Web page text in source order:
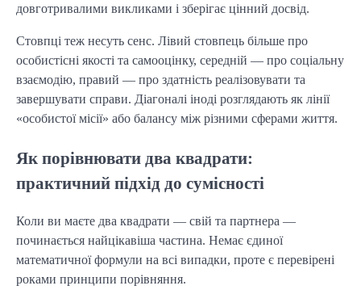
довготривалими викликами і зберігає цінний досвід.
Стовпці теж несуть сенс. Лівий стовпець більше про
особистісні якості та самооцінку, середній — про соціальну
взаємодію, правий — про здатність реалізовувати та
завершувати справи. Діагоналі іноді розглядають як лінії
«особистої місії» або балансу між різними сферами життя.
Як порівнювати два квадрати:
практичний підхід до сумісності
Коли ви маєте два квадрати — свій та партнера —
починається найцікавіша частина. Немає єдиної
математичної формули на всі випадки, проте є перевірені
роками принципи порівняння.